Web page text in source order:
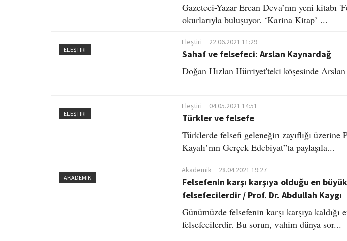
Gazeteci-Yazar Ercan Deva’nın yeni kitabı
okurlarıyla buluşuyor. ‘Karina Kitap’ ...
ELEŞTIRI
Eleştiri 22.06.2021 11:29
Sahaf ve felsefeci: Arslan Kaynardağ
Doğan Hızlan Hürriyet'teki köşesinde Arslan
ELEŞTIRI
Eleştiri 04.05.2021 14:51
Türkler ve felsefe
Türklerde felsefi geleneğin zayıflığı üzerine
Kayalı’nın Gerçek Edebiyat”ta paylaşıla...
AKADEMIK
Akademik 28.04.2021 19:27
Felsefenin karşı karşıya olduğu en
felsefecilerdir / Prof. Dr. Abdullah Kaygı
Günümüzde felsefenin karşı karşıya kaldığı
felsefecilerdir. Bu sorun, vahim dünya sor...